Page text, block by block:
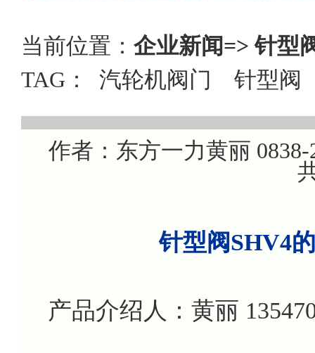
当前位置： 企业新闻=> 针型
TAG： 汽轮机阀门 针型阀
作者：东方一力黄丽
针型阀SHV4
产品介绍人：黄丽